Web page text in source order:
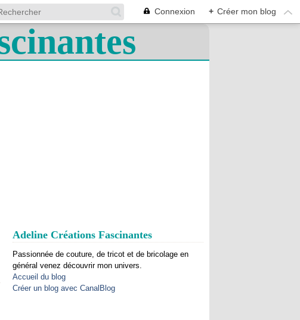
Connexion + Créer mon blog
Adeline Créations Fascinantes
Passionnée de couture, de tricot et de bricolage en
général venez découvrir mon univers.
Accueil du blog
Créer un blog avec CanalBlog